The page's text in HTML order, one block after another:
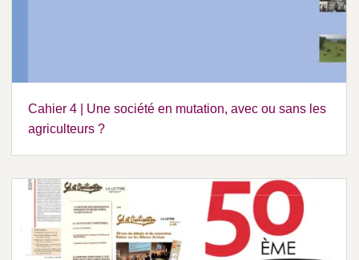
Cahier 4 | Une société en mutation, avec ou sans les
agriculteurs ?